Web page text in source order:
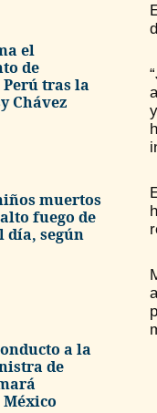
el
de
tras la
Chávez
muertos
fuego de
día, según
a la
de